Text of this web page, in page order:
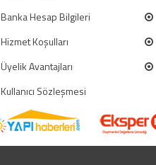
Banka Hesap Bilgileri
Hizmet Koşulları
Üyelik Avantajları
Kullanıcı Sözleşmesi